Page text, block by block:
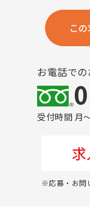
こ
お電話で
受付時間 月
※応募・お問